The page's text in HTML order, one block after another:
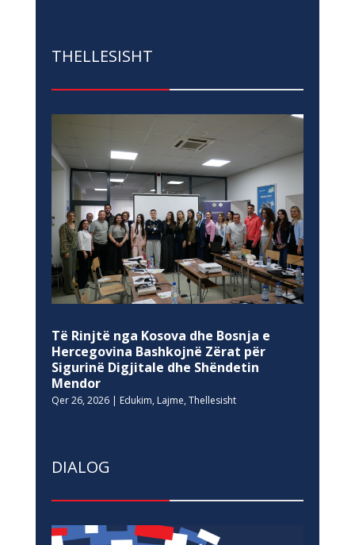
THELLESISHT
Të Rinjtë nga Kosova dhe Bosnja e
Hercegovina Bashkojnë Zërat për
Sigurinë Digjitale dhe Shëndetin
Mendor
Qer 26, 2026| Edukim, Lajme, Thellesisht
DIALOG